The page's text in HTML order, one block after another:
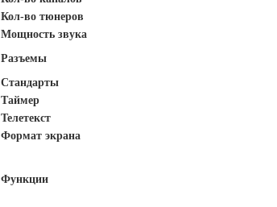
Кол-во тюнеров
Мощность звука
Разъемы
Стандарты
Таймер
Телетекст
Формат экрана
Функции